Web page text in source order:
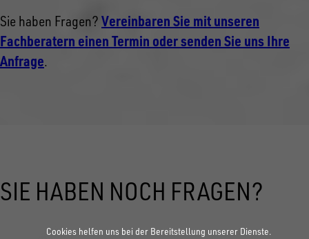
Sie haben Fragen? Vereinbaren Sie mit unseren
Fachberatern einen Termin oder senden Sie uns Ihre
Anfrage.
SIE HABEN NOCH FRAGEN?
Cookies helfen uns bei der Bereitstellung unserer Dienste.